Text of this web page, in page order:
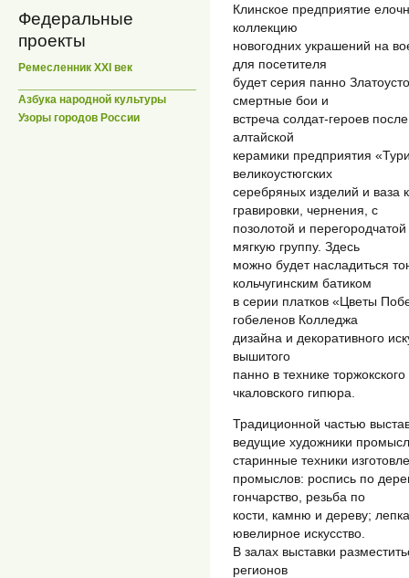
Федеральные
проекты
Ремесленник XXI век
Азбука народной культуры
Узоры городов России
Клинское предприятие
коллекцию
новогодних украшений на
для посетителя
будет серия панно
смертные бои и
встреча солдат-героев
алтайской
керамики предприятия
великоустюгских
серебряных изделий и ваза
гравировки, чернения, с
позолотой и
мягкую группу. Здесь
можно будет насладиться
кольчугинским батиком
в серии платков «Цветы
гобеленов Колледжа
дизайна и декоративного
вышитого
панно в технике
чкаловского гипюра.
Традиционной частью
ведущие художники
старинные техники
промыслов: роспись по
гончарство, резьба по
кости, камню и дереву;
ювелирное искусство.
В залах выставки
регионов